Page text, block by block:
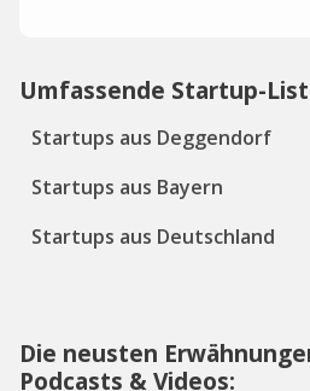
Umfassende Startup-
Startups aus Deggendorf
Startups aus Bayern
Startups aus Deutschland
Die neusten
Podcasts & Videos: